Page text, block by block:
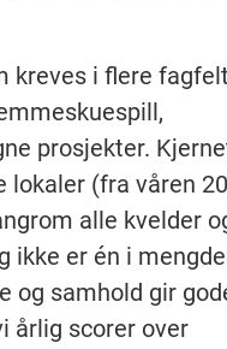
kreves i flere
prosjekter.
lokaler (fra våren
alle kvelder
ikke er én i
og samhold gir
årlig scorer over